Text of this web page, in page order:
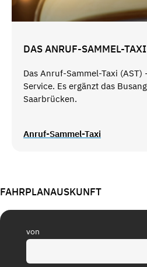
DAS ANRUF-SAMMEL-
Das Anruf-Sammel-Taxi
Service. Es ergänzt das
Saarbrücken.
Anruf-Sammel-Taxi
FAHRPLANAUSKUNFT
von